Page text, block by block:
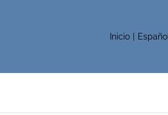
Inicio Español